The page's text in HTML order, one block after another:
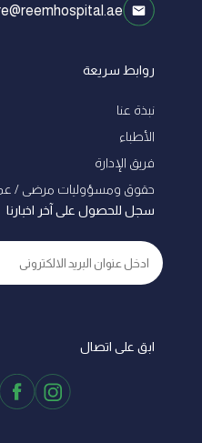
روابط سريعة
نبذة عنا
الأطباء
فريق الإدارة
ﺣﻘﻮق وﻣﺴﺆوﻟﻴﺎت ﻣﺮﺿﻰ /
سجل للحصول على آخر اخبارنا
ابق على اتصال